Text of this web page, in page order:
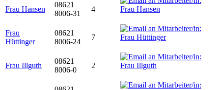
Frau Hansen
08621
8006-31
4
Frau
Hüttinger
08621
8006-24
7
Frau Illguth
08621
8006-0
2